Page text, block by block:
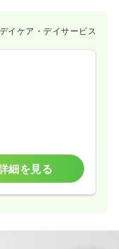
デイケア・デイサービス
細を見る